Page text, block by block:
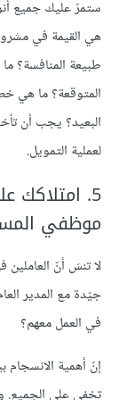
ستمرّ عليك جميع
هي القيمة في
طبيعة المنافسة؟
المتوقعة؟ ما هي
البعيد؟ يجب أن
لعملية التمويل.
5. امتلاكك
موظفي
لا تنسَ أنّ
جيّدة مع المدير
في العمل معهم؟
إنّ أهمية الانسجام
تخفى على الجميع.